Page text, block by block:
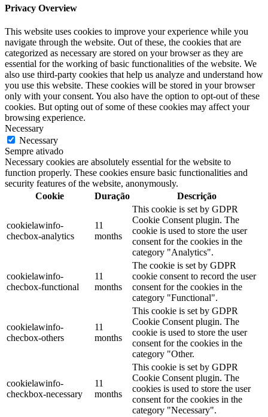
Privacy Overview
This website uses cookies to improve your experience while you
navigate through the website. Out of these, the cookies that are
categorized as necessary are stored on your browser as they are
essential for the working of basic functionalities of the website. We
also use third-party cookies that help us analyze and understand how
you use this website. These cookies will be stored in your browser
only with your consent. You also have the option to opt-out of these
cookies. But opting out of some of these cookies may affect your
browsing experience.
Necessary
Necessary
Sempre ativado
Necessary cookies are absolutely essential for the website to
function properly. These cookies ensure basic functionalities and
security features of the website, anonymously.
Cookie
Duração Descrição
cookielawinfo-
checbox-analytics
11
months
This cookie is set by GDPR
Cookie Consent plugin. The
cookie is used to store the user
consent for the cookies in the
category "Analytics".
cookielawinfo-
checbox-functional
11
months
The cookie is set by GDPR
cookie consent to record the user
consent for the cookies in the
category "Functional".
cookielawinfo-
checbox-others
11
months
This cookie is set by GDPR
Cookie Consent plugin. The
cookie is used to store the user
consent for the cookies in the
category "Other.
cookielawinfo-
checkbox-necessary
11
months
This cookie is set by GDPR
Cookie Consent plugin. The
cookies is used to store the user
consent for the cookies in the
category "Necessary".